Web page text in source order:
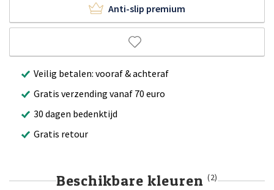
Anti-slip premium
Veilig betalen: vooraf & achteraf
Gratis verzending vanaf 70 euro
30 dagen bedenktijd
Gratis retour
Beschikbare kleuren (2)